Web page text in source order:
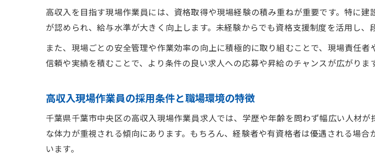
高収入現場作業員で安定生活を
高収入現場作業員で重視すべき
高収入現場作業員の福利厚生や
長く働ける高収入現場作業員職
千葉市中央区で高収入現場作業員の
高収入現場作業員で叶えるキャ
千葉市中央区で高収入現場作業
高収入を目指す現場作業員には、資格取得や現場経験の積み重ねが重要です。特に
が認められ、給与水準が大きく向上します。未経験からでも資格支援制度を活用し、
また、現場ごとの安全管理や作業効率の向上に積極的に取り組むことで、現場責任
信頼や実績を積むことで、より条件の良い求人への応募や昇給のチャンスが広がります
高収入現場作業員の採用条件と職場環境の特徴
千葉県千葉市中央区の高収入現場作業員求人では、学歴や年齢を問わず幅広い人材
な体力が重視される傾向にあります。もちろん、経験者や有資格者は優遇される場
います。